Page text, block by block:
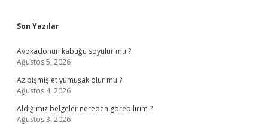
Sidebar
Son Yazılar
Avokadonun kabuğu soyulur mu ?
Ağustos 5, 2026
Az pişmiş et yumuşak olur mu ?
Ağustos 4, 2026
Aldığımız belgeler nereden görebilirim ?
Ağustos 3, 2026